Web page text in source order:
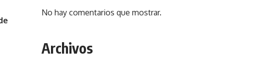
No hay comentarios que mostrar.
Archivos